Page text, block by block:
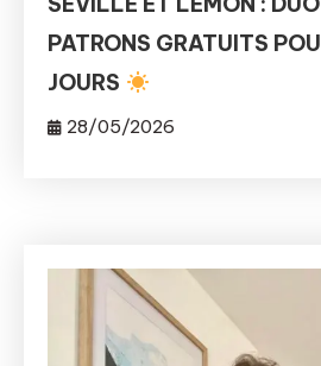
PATRONS GRATUITS
JOURS
28/05/2026